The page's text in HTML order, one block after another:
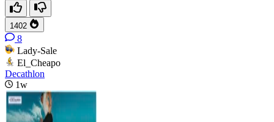
1402
8
Lady-Sale
El_Cheapo
Decathlon
1w